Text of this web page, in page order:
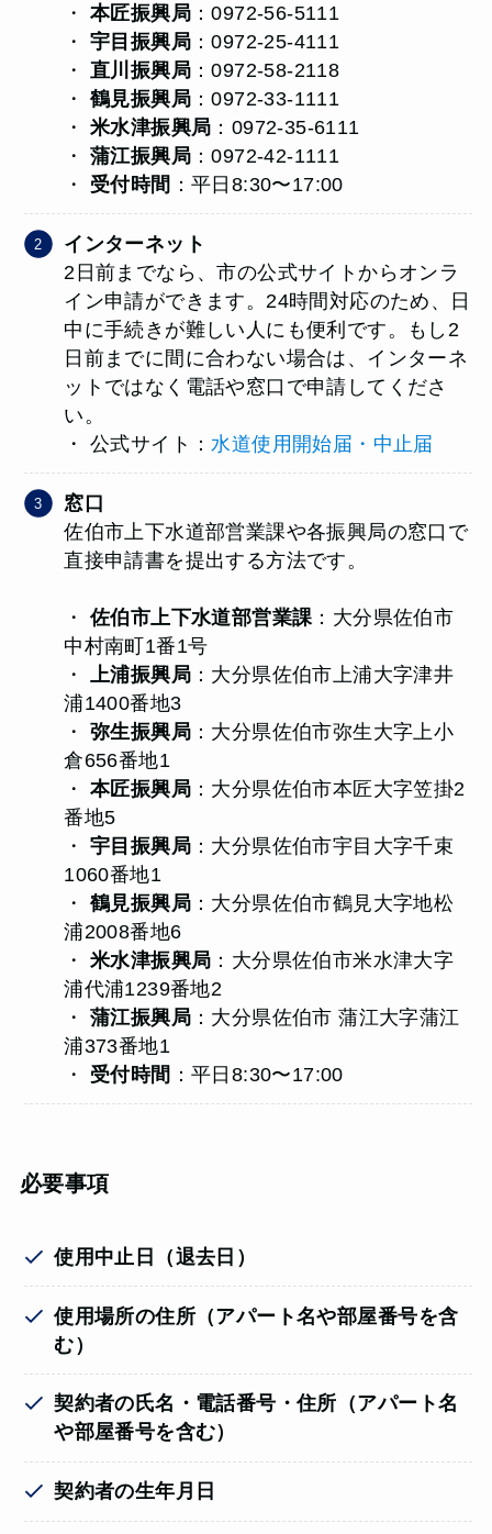
・本匠振興局 ：0972-56-5111
・宇目振興局 ：0972-25-4111
・直川振興局 ：0972-58-2118
・
鶴見振興局 ：0972-33-1111
・米水津振興局 ：0972-35-6111
・蒲江振興局 ：0972-42-1111
・ 受付時間 ：平日8:30〜17:00
インターネット
2日前までなら、市の公式サイトからオンラ
イン申請ができます。24時間対応のため、日
中に手続きが難しい人にも便利です。もし2
日前までに間に合わない場合は、インターネ
ットではなく電話や窓口で申請してくださ
い。
・ 公式サイト： 水道使用開始届・中止届
窓口
佐伯市上下水道部営業課や各振興局の窓口で
直接申請書を提出する方法です。
・佐伯市上下水道部営業課 ：大分県佐伯市
中村南町1番1号
・
上浦振興局 ：大分県佐伯市上浦大字津井
浦1400番地3
・
弥生振興局 ：大分県佐伯市弥生大字上小
倉656番地1
・本匠振興局 ：大分県佐伯市本匠大字笠掛2
番地5
・宇目振興局 ：大分県佐伯市宇目大字千束
1060番地1
・鶴見振興局 ：大分県佐伯市鶴見大字地松
浦2008番地6
・
米水津振興局 ：大分県佐伯市米水津大字
浦代浦1239番地2
・蒲江振興局 ：大分県佐伯市 蒲江大字蒲江
浦373番地1
・ 受付時間 ：平日8:30〜17:00
必要事項
使用中止日（退去日）
使用場所の住所（アパート名や部屋番号を含
む）
契約者の氏名・電話番号・住所（アパート名
や部屋番号を含む）
契約者の生年月日